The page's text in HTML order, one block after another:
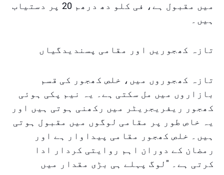
میں مقبول ہے، فی کلو دھ درھم 20 پر دستیاب
ہیں۔
تازہ کھجوریں اور مقامی پسندیدگیاں
تازہ کھجوروں میں، خلص کھجور کی قسم
بازاروں میں مل سکتی ہے۔ یہ نیم پکی ہوئی
کھجور ریفریجریٹر میں رکھنی ہوتی ہیں اور
یہ خاص طور پر مقامی لوگوں میں مقبول ہوتی
ہیں۔ خلص کھجور مقامی پیداوار ہے اور
رمضان کے دوران اہم روایتی کردار ادا
کرتی ہے۔ "لوگ پہلے ہی بڑی مقدار میں